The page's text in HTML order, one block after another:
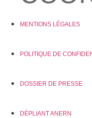
MENTIONS LÉGALES
POLITIQUE DE
DOSSIER DE PRESSE
DÉPLIANT ANERN